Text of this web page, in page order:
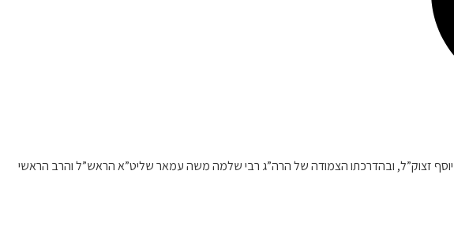
יוסף זצוק”ל, ובהדרכתו הצמודה של הרה”ג רבי שלמה משה עמאר שליט”א הראש”ל והרב הראשי